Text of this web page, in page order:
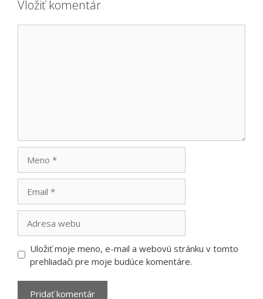
Vložiť komentár
webu
Uložiť moje meno, e-mail a webovú stránku v tomto
prehliadači pre moje budúce komentáre.